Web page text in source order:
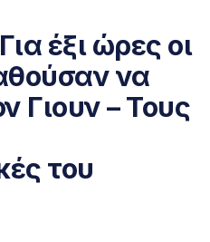
έξι ώρες οι
να
Γιουν – Τους
του